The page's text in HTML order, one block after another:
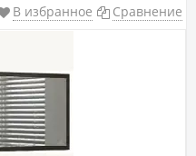
В избранное Сравнение